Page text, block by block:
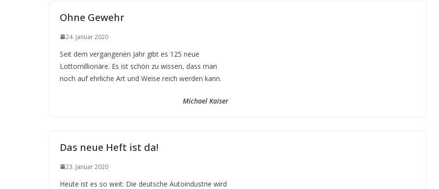
Ohne Gewehr
24. Januar 2020
Seit dem vergangenen Jahr gibt es 125 neue
Lottomillionäre. Es ist schön zu wissen, dass man
noch auf ehrliche Art und Weise reich werden kann.
Michael Kaiser
Das neue Heft ist da!
23. Januar 2020
Heute ist es so weit: Die deutsche Autoindustrie wird